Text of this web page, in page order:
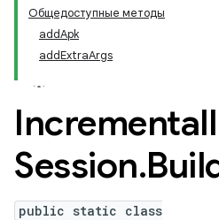
Общедоступные методы
addApk
addExtraArgs
Incremental
Session.
public static class